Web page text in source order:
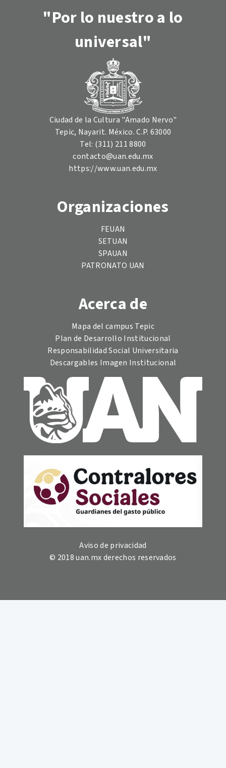
"Por lo nuestro a lo
universal"
Ciudad de la Cultura "Amado Nervo"
Tepic, Nayarit. México. C.P. 63000
Tel: (311) 211 8800
contacto@uan.edu.mx
https://www.uan.edu.mx
Organizaciones
FEUAN
SETUAN
SPAUAN
PATRONATO UAN
Acerca de
Mapa del campus Tepic
Plan de Desarrollo Institucional
Responsabilidad Social Universitaria
Descargables Imagen Institucional
Aviso de privacidad
© 2018 uan.mx derechos reservados